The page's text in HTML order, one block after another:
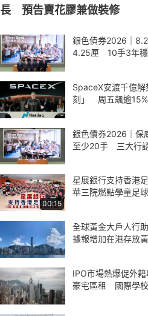
長 預告賣花膠兼做裝修
銀色債券2026｜
4.25厘 10手3年穩
SpaceX安渡千億解
刻」 周五飆逾
銀色債券2026｜
至少20手 三大行
00:15
星展銀行支持香港
華三院燃點學童足
全球黃金大戶人行
據報增加在港存放
IPO市場熱爆促外
豪宅區租 國際學